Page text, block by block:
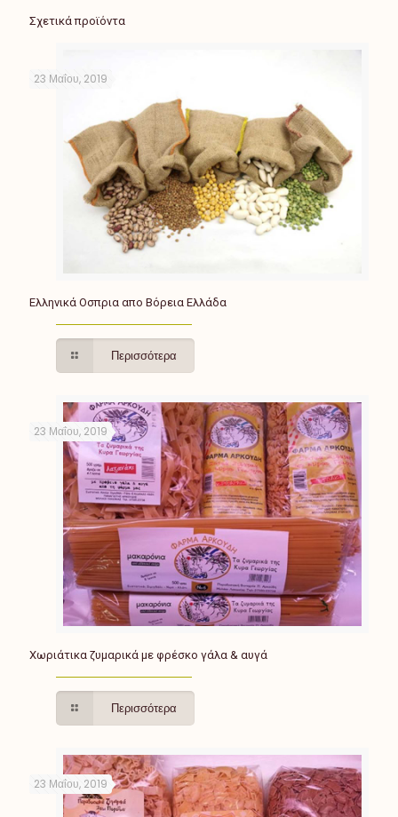
Σχετικά προϊόντα
23 Μαΐου, 2019
Ελληνικά Οσπρια απο Βόρεια Ελλάδα
Περισσότερα
23 Μαΐου, 2019
Χωριάτικα ζυμαρικά με φρέσκο γάλα & αυγά
Περισσότερα
23 Μαΐου, 2019